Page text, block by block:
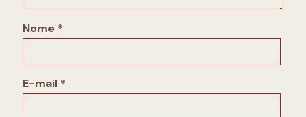
Nome *
E-mail *